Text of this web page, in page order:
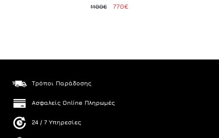
1100€ 770€
Τρόποι Παράδοσης
Ασφαλείς Online Πληρωμές
24 / 7 Υπηρεσίες